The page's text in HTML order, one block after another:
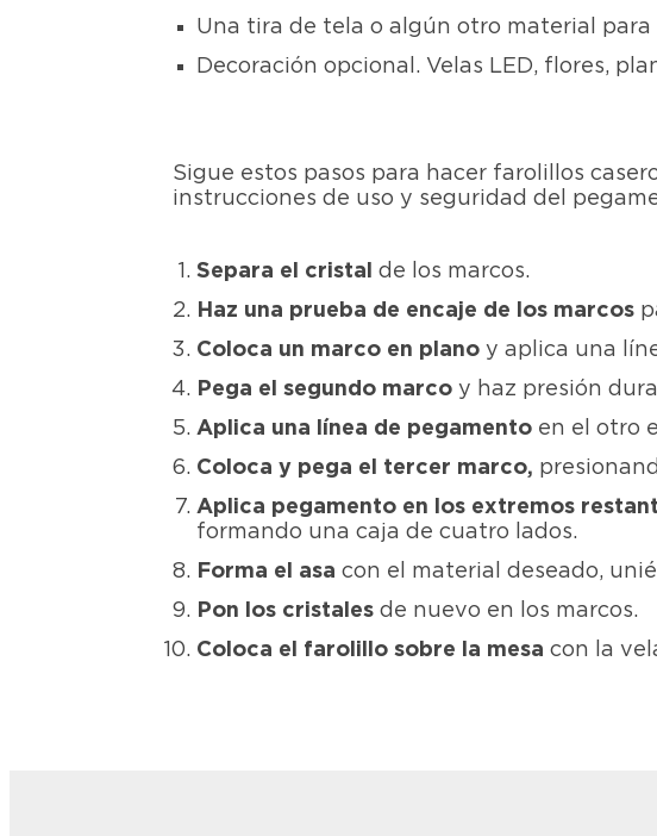
Una tira de tela o algún otro material para
Decoración opcional. Velas LED, flores,
Sigue estos pasos para hacer farolillos
instrucciones de uso y seguridad del
Separa el cristal
de los marcos.
Haz una prueba de encaje de los marcos
Coloca un marco en plano y aplica una
Pega el segundo marcoy haz presión
Aplica una línea de pegamento en el otro
Coloca y pega el tercer marco,
Aplica pegamento en los extremos
formando una caja de cuatro lados.
Forma el asa con el material deseado,
Pon los cristales de nuevo en los marcos.
Coloca el farolillo sobre la mesa con la